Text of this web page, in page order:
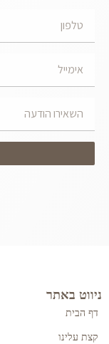
ניווט באתר
דף הבית
קצת עלינו